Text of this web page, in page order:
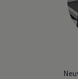
Pannen-